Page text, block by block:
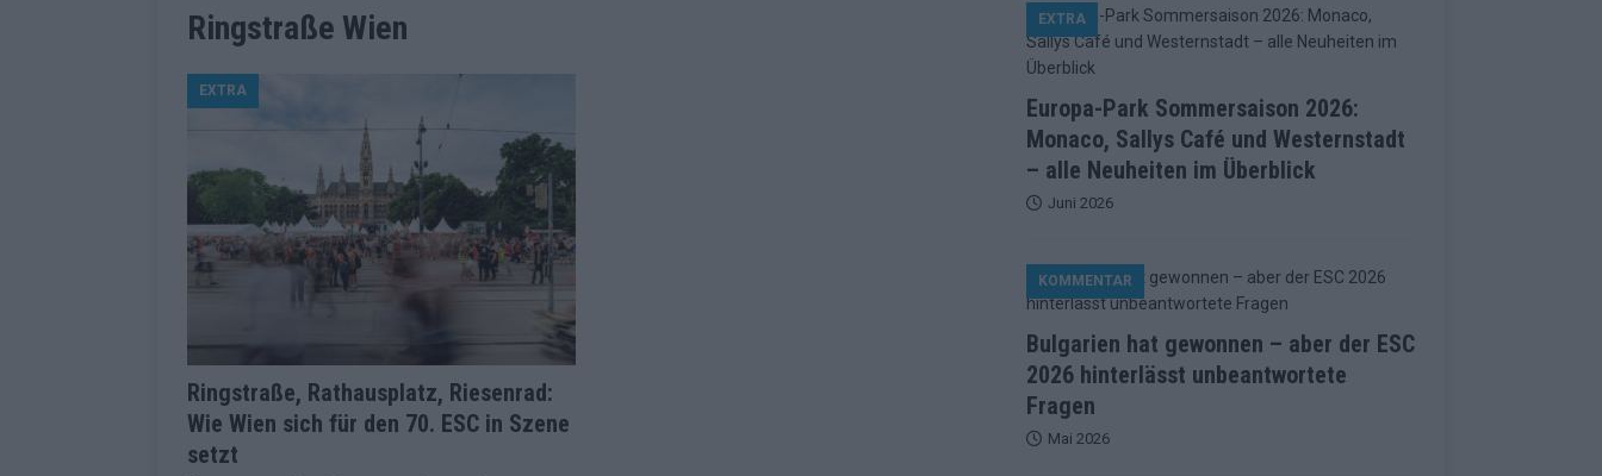
Acts EUROVISION
Eurovision 2026: Der große Finale-Check – alle 25 Acts und ihre Siegchancen
KOMMENTAR
[ Mai 2026 ] Von Lugano bis Wien: Wie der ESC in 70 Jahren sein Abstimmungssystem immer wieder
neu erfunden hat EUROVISION
[ Mai 2026 ]
KOMMENTAR
Ringstraße Wien
EXTRA
Ringstraße, Rathausplatz, Riesenrad:
Wie Wien sich für den 70. ESC in Szene
setzt
Europa-Park Sommersaison 2026:
Monaco, Sallys Café und Westernstadt
– alle Neuheiten im Überblick
EXTRA
Juni 2026
Bulgarien hat gewonnen – aber der ESC
2026 hinterlässt unbeantwortete
Fragen
KOMMENTAR
Mai 2026